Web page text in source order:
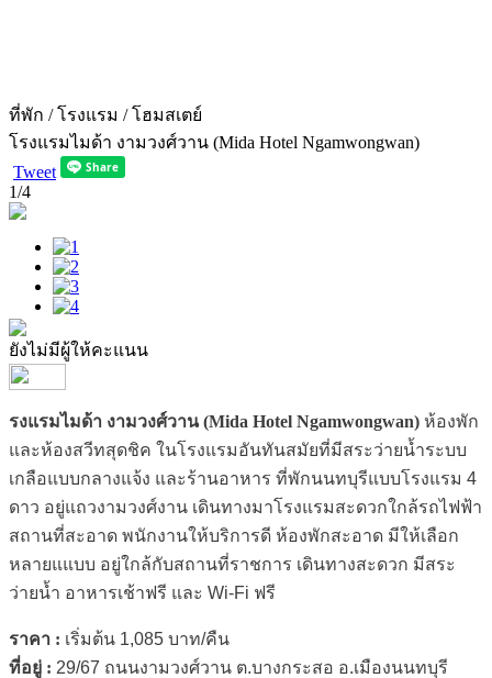
ที่พัก / โรงแรม / โฮมสเตย์
โรงแรมไมด้า งามวงศ์วาน (Mida Hotel Ngamwongwan)
Tweet
1/4
ยังไม่มีผู้ให้คะแนน
รงแรมไมด้า งามวงศ์วาน (Mida Hotel Ngamwongwan) ห้องพัก
และห้องสวีทสุดชิค ในโรงแรมอันทันสมัยที่มีสระว่ายน้ำระบบ
เกลือแบบกลางแจ้ง และร้านอาหาร ที่พักนนทบุรีแบบโรงแรม 4
ดาว อยู่แถวงามวงศ์งาน เดินทางมาโรงแรมสะดวกใกล้รถไฟฟ้า
สถานที่สะอาด พนักงานให้บริการดี​ ห้องพักสะอาด มีให้เลือก
หลายแแบบ อยู่ใกล้กับสถานที่ราชการ เดินทางสะดวก มีสระ
ว่ายน้ำ อาหารเช้าฟรี และ Wi-Fi ฟรี
ราคา : เริ่มต้น 1,085 บาท/คืน
ที่อยู่ : 29/67 ถนนงามวงศ์วาน ต.บางกระสอ อ.เมืองนนทบุรี